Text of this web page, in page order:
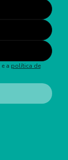
e a política de